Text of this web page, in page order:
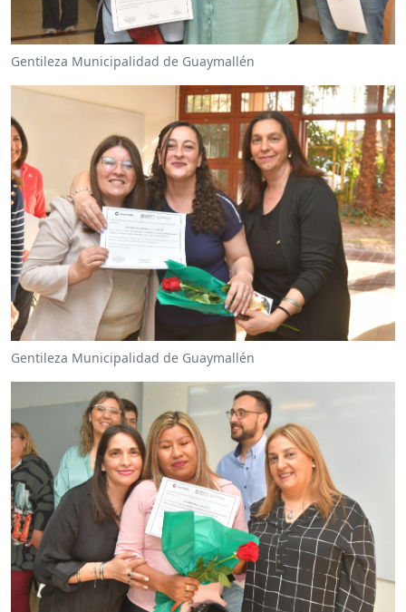
Gentileza Municipalidad de Guaymallén
Gentileza Municipalidad de Guaymallén